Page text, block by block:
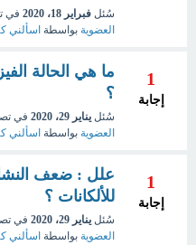
سُئل فبراير 18، 2020 في
العضوية بواسطة اسألني
1
إجابة
ما هي الحالة
؟
سُئل يناير 29، 2020 في
العضوية بواسطة اسألني
1
إجابة
علل : ضعف
للألكانات ؟
سُئل يناير 29، 2020 في
العضوية بواسطة اسألني